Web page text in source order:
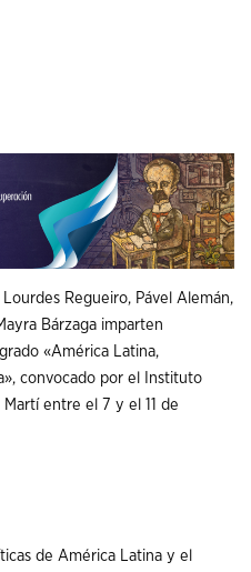
Regueiro, Pável Alemán,
Bárzaga imparten
«América Latina,
convocado por el Instituto
entre el 7 y el 11 de
de América Latina y el